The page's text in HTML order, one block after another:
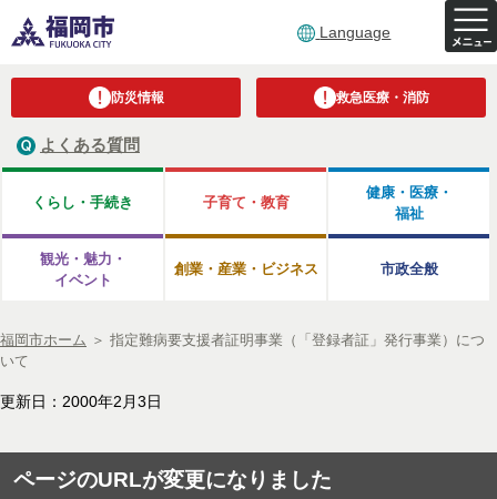
Language
防災情報 救急医療・消防
よくある質問
くらし・手続き 子育て・教育
健康・医療・
福祉
観光・魅力・
イベント
創業・産業・ビジネス 市政全般
福岡市ホーム ＞ 指定難病要支援者証明事業（「登録者証」発行事業）につ
いて
更新日：2000年2月3日
ページのURLが変更になりました